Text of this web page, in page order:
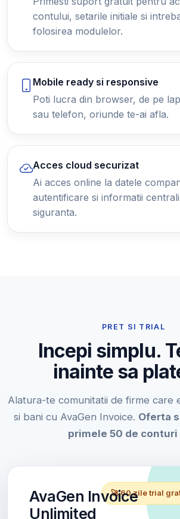
contului, setarile initiale si
folosirea modulelor.
Mobile ready si responsive
Poti lucra din browser, de pe
sau telefon, oriunde te-ai afla.
Acces cloud securizat
Ai acces online la datele
autentificare si informatii
siguranta.
PRET SI TRIAL
Incepi simplu.
inainte sa
Alatura-te comunitatii de firme care
si bani cu AvaGen Invoice. Oferta
primele 50 de conturi
🚀 60 zile trial
AvaGen Invoice
Unlimited